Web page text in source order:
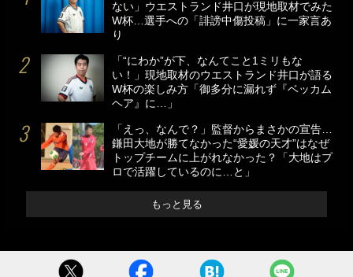
ない」ウエストランド井口が現地取材でみた
W杯…選手への「誹謗中傷投稿」に一家言あ
り
「“にわか”が下、なんてこと1ミリもな
い！」現地取材のウエストランド井口が語る
W杯の楽しみ方「御多分に漏れず『ベッカム
ヘア』に…」
「えっ、なんで？」監督からまさかの宣告…
鎌田大地が勝てなかった“愛媛の天才”はなぜ
トップチームに上がれなかった？「大地はプ
ロで活躍しているのに…と」
もっと見る